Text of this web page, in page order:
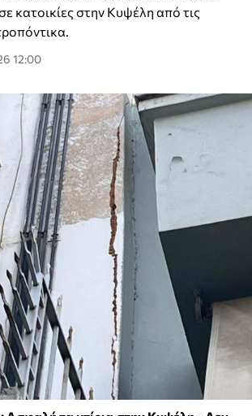
κατοικίες στην Κυψέλη από τις
12:00